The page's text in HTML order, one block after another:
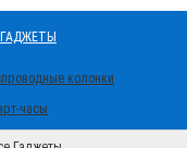
ГАДЖЕТЫ
колонки
часы